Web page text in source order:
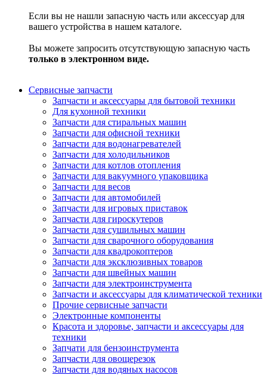
Если вы не нашли запасную часть или аксессуар для
вашего устройства в нашем каталоге.
Вы можете запросить отсутствующую запасную часть
только в электронном виде.
Сервисные запчасти
Запчасти и аксессуары для бытовой техники
Для кухонной техники
Запчасти для стиральных машин
Запчасти для офисной техники
Запчасти для водонагревателей
Запчасти для холодильников
Запчасти для котлов отопления
Запчасти для вакуумного упаковщика
Запчасти для весов
Запчасти для автомобилей
Запчасти для игровых приставок
Запчасти для гироскутеров
Запчасти для сушильных машин
Запчасти для сварочного оборудования
Запчасти для квадрокоптеров
Запчасти для эксклюзивных товаров
Запчасти для швейных машин
Запчасти для электроинструмента
Запчасти и аксессуары для климатической техники
Прочие сервисные запчасти
Электронные компоненты
Красота и здоровье, запчасти и аксессуары для
техники
Запчати для бензоинструмента
Запчасти для овощерезок
Запчасти для водяных насосов